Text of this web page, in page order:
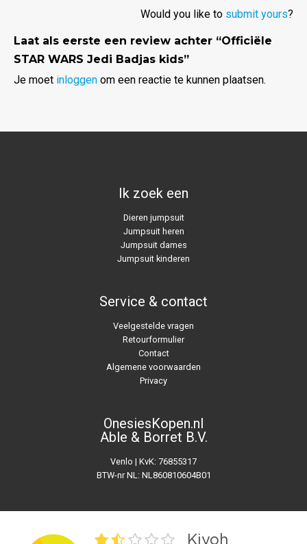
Would you like to submit yours?
Laat als eerste een review achter “Officiële
STAR WARS Jedi Badjas kids”
Je moet inloggen om een reactie te kunnen plaatsen.
Ik zoek een
Dieren jumpsuit
Jumpsuit heren
Jumpsuit dames
Jumpsuit kinderen
Service & contact
Veelgestelde vragen
Retourformulier
Contact
Algemene voorwaarden
Privacy
OnesiesKopen.nl
Able & Borret B.V.
Venlo | KvK: 76855317
BTW-nr NL: NL860810604B01